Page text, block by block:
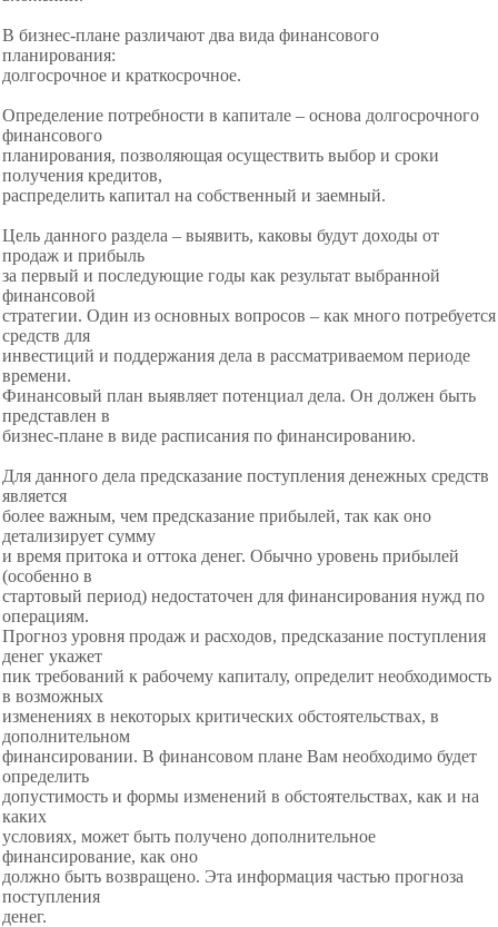
В бизнес-плане различают два вида финансового
планирования:
долгосрочное и краткосрочное.
Определение потребности в капитале – основа долгосрочного
финансового
планирования, позволяющая осуществить выбор и сроки
получения кредитов,
распределить капитал на собственный и заемный.
Цель данного раздела – выявить, каковы будут доходы от
продаж и прибыль
за первый и последующие годы как результат выбранной
финансовой
стратегии. Один из основных вопросов – как много потребуется
средств для
инвестиций и поддержания дела в рассматриваемом периоде
времени.
Финансовый план выявляет потенциал дела. Он должен быть
представлен в
бизнес-плане в виде расписания по финансированию.
Для данного дела предсказание поступления денежных средств
является
более важным, чем предсказание прибылей, так как оно
детализирует сумму
и время притока и оттока денег. Обычно уровень прибылей
(особенно в
стартовый период) недостаточен для финансирования нужд по
операциям.
Прогноз уровня продаж и расходов, предсказание поступления
денег укажет
пик требований к рабочему капиталу, определит необходимость
в возможных
изменениях в некоторых критических обстоятельствах, в
дополнительном
финансировании. В финансовом плане Вам необходимо будет
определить
допустимость и формы изменений в обстоятельствах, как и на
каких
условиях, может быть получено дополнительное
финансирование, как оно
должно быть возвращено. Эта информация частью прогноза
поступления
денег.